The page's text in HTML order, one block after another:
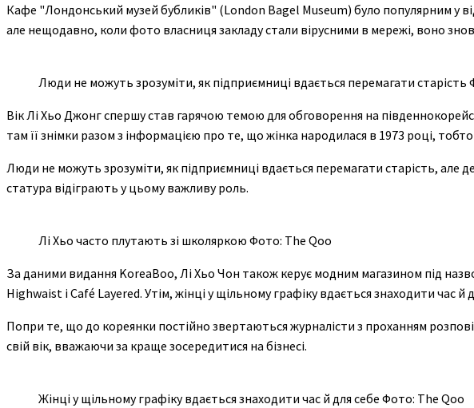
Кафе "Лондонський музей бубликів" (London Bagel Museum) було популярним у
але нещодавно, коли фото власниця закладу стали вірусними в мережі, воно
Люди не можуть зрозуміти, як підприємниці вдається перемагати старість
Вік Лі Хьо Джонг спершу став гарячою темою для обговорення на
там її знімки разом з інформацією про те, що жінка народилася в 1973 році, тобто
Люди не можуть зрозуміти, як підприємниці вдається перемагати старість, але
статура відіграють у цьому важливу роль.
Лі Хьо часто плутають зі школяркою Фото: The Qoo
За даними видання KoreaBoo, Лі Хьо Чон також керує модним магазином під
Highwaist і Café Layered. Утім, жінці у щільному графіку вдається знаходити час й
Попри те, що до кореянки постійно звертаються журналісти з проханням
свій вік, вважаючи за краще зосередитися на бізнесі.
Жінці у щільному графіку вдається знаходити час й для себе Фото: The Qoo